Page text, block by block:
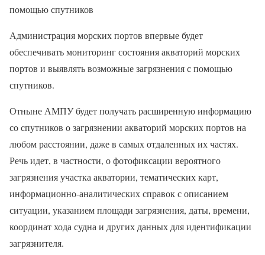
помощью спутников
Администрация морских портов впервые будет
обеспечивать мониторинг состояния акваторий морских
портов и выявлять возможные загрязнения с помощью
спутников.
Отныне АМПУ будет получать расширенную информацию
со спутников о загрязнении акваторий морских портов на
любом расстоянии, даже в самых отдаленных их частях.
Речь идет, в частности, о фотофиксации вероятного
загрязнения участка акватории, тематических карт,
информационно-аналитических справок с описанием
ситуации, указанием площади загрязнения, даты, времени,
координат хода судна и других данных для идентификации
загрязнителя.